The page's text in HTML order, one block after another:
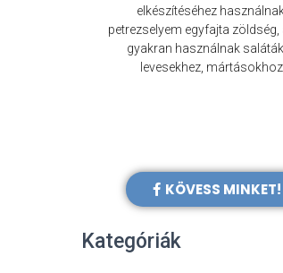
elkészítéséhez
petrezselyem egyfajta zöldség,
gyakran használnak
levesekhez, mártásokhoz
KÖVESS MINKET!
Kategóriák